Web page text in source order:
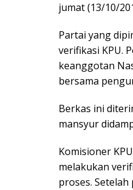
jumat (13/10/
Partai yang
verifikasi KPU.
keanggotan
bersama
Berkas ini
mansyur
Komisioner
melakukan
proses.